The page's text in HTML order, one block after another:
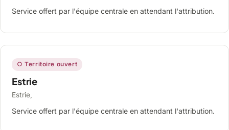
Service offert par l'équipe centrale en attendant l'attribution.
○ Territoire ouvert
Estrie
Estrie,
Service offert par l'équipe centrale en attendant l'attribution.